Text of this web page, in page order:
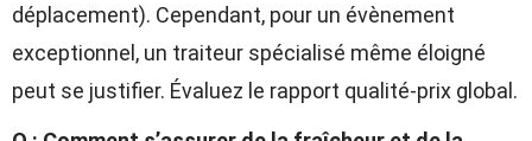
déplacement). Cependant, pour un évènement
exceptionnel, un traiteur spécialisé même éloigné
peut se justifier. Évaluez le rapport qualité-prix global.